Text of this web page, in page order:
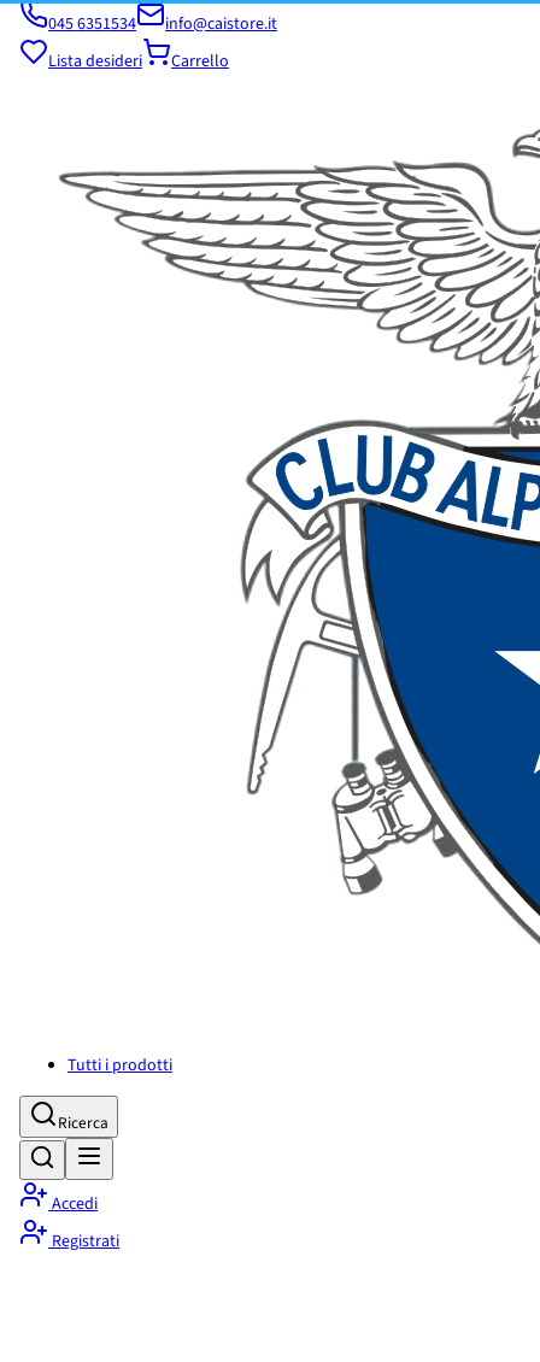
045 6351534
info@caistore.it
Lista desideri
Carrello
Tutti i prodotti
Ricerca
Accedi
Registrati